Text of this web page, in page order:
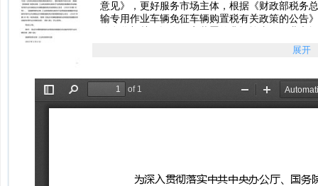
意见》，更好服务市场主体，根据《财政部税务
输专用作业车辆免征车辆购置税有关政策的公告
（2020年第20号）相关规定，现将《免征车辆
录》（第八批）予以发布。附件免征车辆购置税
国家税务总局工业和信息化部关于发布《免征车
辆目录》（第八批）的公告pdf预览版
国家税务总局工业和信息化部关于发布《免征车
展开